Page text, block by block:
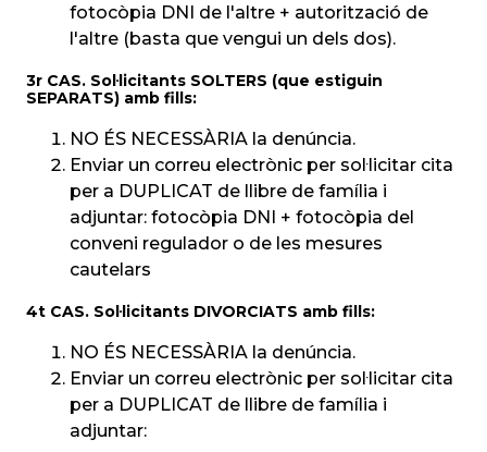
fotocòpia DNI de l'altre + autorització de
l'altre (basta que vengui un dels dos).
3r CAS. Sol·licitants SOLTERS (que estiguin
SEPARATS) amb fills:
NO ÉS NECESSÀRIA la denúncia.
Enviar un correu electrònic per sol·licitar cita
per a DUPLICAT de llibre de família i
adjuntar: fotocòpia DNI + fotocòpia del
conveni regulador o de les mesures
cautelars
4t CAS. Sol·licitants DIVORCIATS amb fills:
NO ÉS NECESSÀRIA la denúncia.
Enviar un correu electrònic per sol·licitar cita
per a DUPLICAT de llibre de família i
adjuntar: